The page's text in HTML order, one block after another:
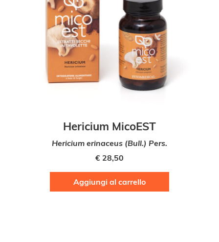
Hericium MicoEST
Hericium erinaceus (Bull.) Pers.
€ 28,50
Aggiungi al carrello